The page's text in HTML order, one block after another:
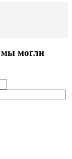
мы могли